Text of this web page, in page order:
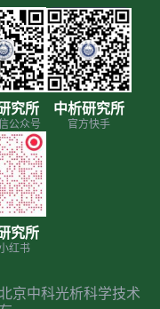
究所
公众号
中析研究所
官方快手
究所
红书
京中科光析科学技术